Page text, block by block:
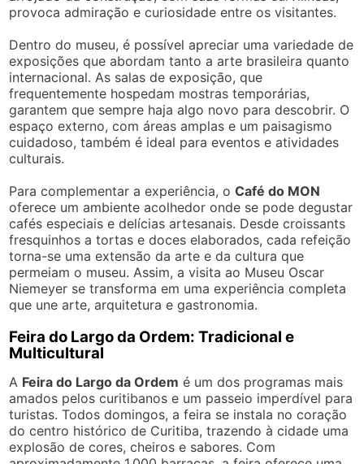
provoca admiração e curiosidade entre os visitantes.
Dentro do museu, é possível apreciar uma variedade de
exposições que abordam tanto a arte brasileira quanto
internacional. As salas de exposição, que
frequentemente hospedam mostras temporárias,
garantem que sempre haja algo novo para descobrir. O
espaço externo, com áreas amplas e um paisagismo
cuidadoso, também é ideal para eventos e atividades
culturais.
Para complementar a experiência, oCafé do MON
oferece um ambiente acolhedor onde se pode degustar
cafés especiais e delícias artesanais. Desde croissants
fresquinhos a tortas e doces elaborados, cada refeição
torna-se uma extensão da arte e da cultura que
permeiam o museu. Assim, a visita ao Museu Oscar
Niemeyer se transforma em uma experiência completa
que une arte, arquitetura e gastronomia.
Feira do Largo da Ordem: Tradicional e
Multicultural
A Feira do Largo da Ordem é um dos programas mais
amados pelos curitibanos e um passeio imperdível para
turistas. Todos domingos, a feira se instala no coração
do centro histórico de Curitiba, trazendo à cidade uma
explosão de cores, cheiros e sabores. Com